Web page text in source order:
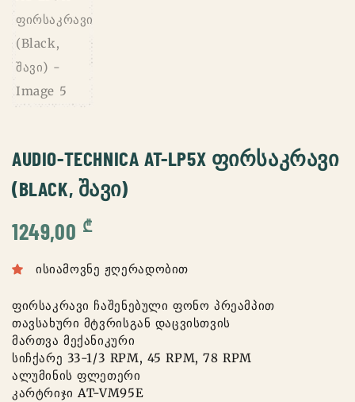
AUDIO-TECHNICA AT-LP5X ᲤᲘᲠᲡᲐᲙᲠᲐᲕᲘ
(BLACK, ᲨᲐᲕᲘ)
1249,00 ₾
ისიამოვნე ჟღერადობით
ფირსაკრავი ჩაშენებული ფონო პრეამპით
თავსახური მტვრისგან დაცვისთვის
მართვა მექანიკური
სიჩქარე 33-1/3 RPM, 45 RPM, 78 RPM
ალუმინის ფლეთერი
კარტრიჯი AT-VM95E